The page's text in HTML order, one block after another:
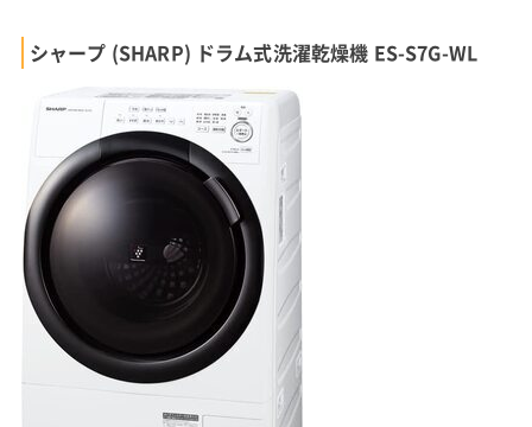
シャープ (SHARP) ドラム式洗濯乾燥機 ES-S7G-WL